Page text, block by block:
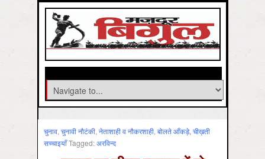
चुनाव, चुनावी नौटंकी, नेताशाही व नौकरशाही, बोलते आँकड़े, चीख़ती
सच्चाइयाँTagged:अरविन्द